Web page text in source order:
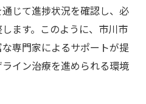
じて進捗状況を確認し、必
ます。このように、市川市
専門家によるサポートが提
イン治療を進められる環境